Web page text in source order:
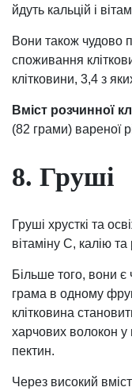
йдуть кальцій і
Вони також чудово
споживання
клітковини, 3,4 з
Вміст розчинної
(82 грами) вареної
8. Груші
Груші хрусткі та
вітаміну С, калію та
Більше того, вони
грама в одному
клітковина
харчових волокон
пектин.
Через високий